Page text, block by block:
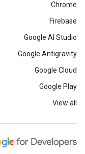
Chrome
Firebase
Google AI Studio
Google Antigravity
Google Cloud
Google Play
View all